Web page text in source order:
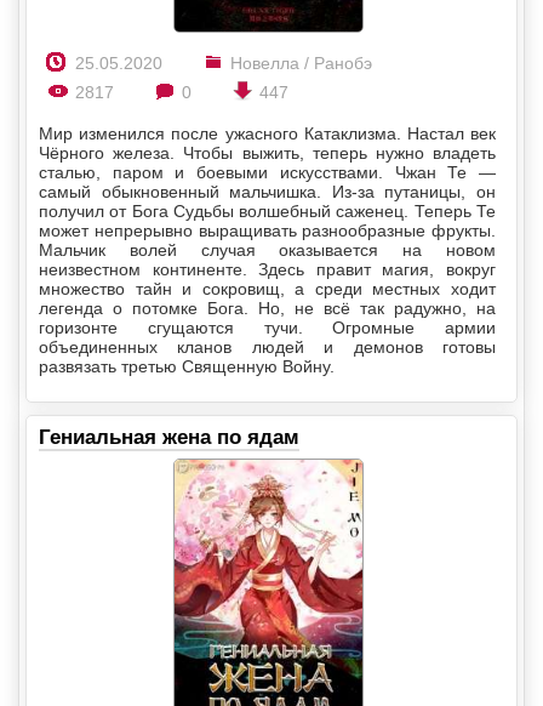
25.05.2020
Новелла / Ранобэ
2817
0 447
Мир изменился после ужасного Катаклизма. Настал век
Чёрного железа. Чтобы выжить, теперь нужно владеть
сталью, паром и боевыми искусствами. Чжан Те —
самый обыкновенный мальчишка. Из-за путаницы, он
получил от Бога Судьбы волшебный саженец. Теперь Те
может непрерывно выращивать разнообразные фрукты.
Мальчик волей случая оказывается на новом
неизвестном континенте. Здесь правит магия, вокруг
множество тайн и сокровищ, а среди местных ходит
легенда о потомке Бога. Но, не всё так радужно, на
горизонте сгущаются тучи. Огромные армии
объединенных кланов людей и демонов готовы
развязать третью Священную Войну.
Гениальная жена по ядам